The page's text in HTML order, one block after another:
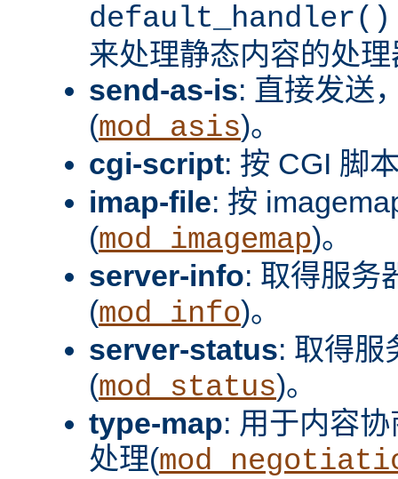
default_handler()
来处理静态内容的处
send-as-is: 直接发送
(mod_asis)。
cgi-script: 按 CGI 脚
imap-file: 按
(mod_imagemap)。
server-info: 取得服务
(mod_info)。
server-status: 取得服
(mod_status)。
type-map: 用于内容
处理(